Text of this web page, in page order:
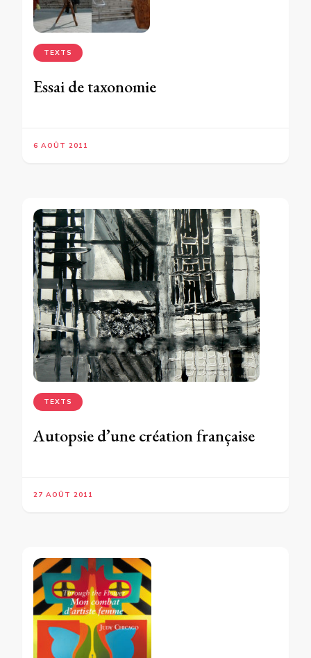
TEXTS
Essai de taxonomie
6 AOÛT 2011
TEXTS
Autopsie d’une création française
27 AOÛT 2011